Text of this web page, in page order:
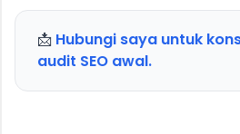
📩 Hubungi saya untuk
audit SEO awal.